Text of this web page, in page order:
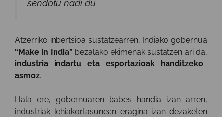
sendotu nadi du
Atzerriko inbertsioa sustatzearren, Indiako gobernua
“Make in India” bezalako ekimenak sustatzen ari da,
industria indartu eta esportazioak handitzeko
asmoz.
Hala ere, gobernuaren babes handia izan arren,
industriak lehiakortasunean eragina izan dezaketen